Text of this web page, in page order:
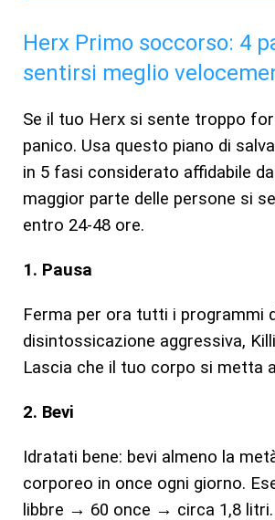
Herx Primo soccorso: 4
sentirsi meglio
Se il tuo Herx si sente troppo
panico. Usa questo piano di
in 5 fasi considerato affidabile
maggior parte delle persone si
entro 24-48 ore.
1. Pausa
Ferma per ora tutti i programmi
disintossicazione aggressiva,
Lascia che il tuo corpo si metta
2. Bevi
Idratati bene: bevi almeno la
corporeo in once ogni giorno.
libbre → 60 once → circa 1,8 litri.